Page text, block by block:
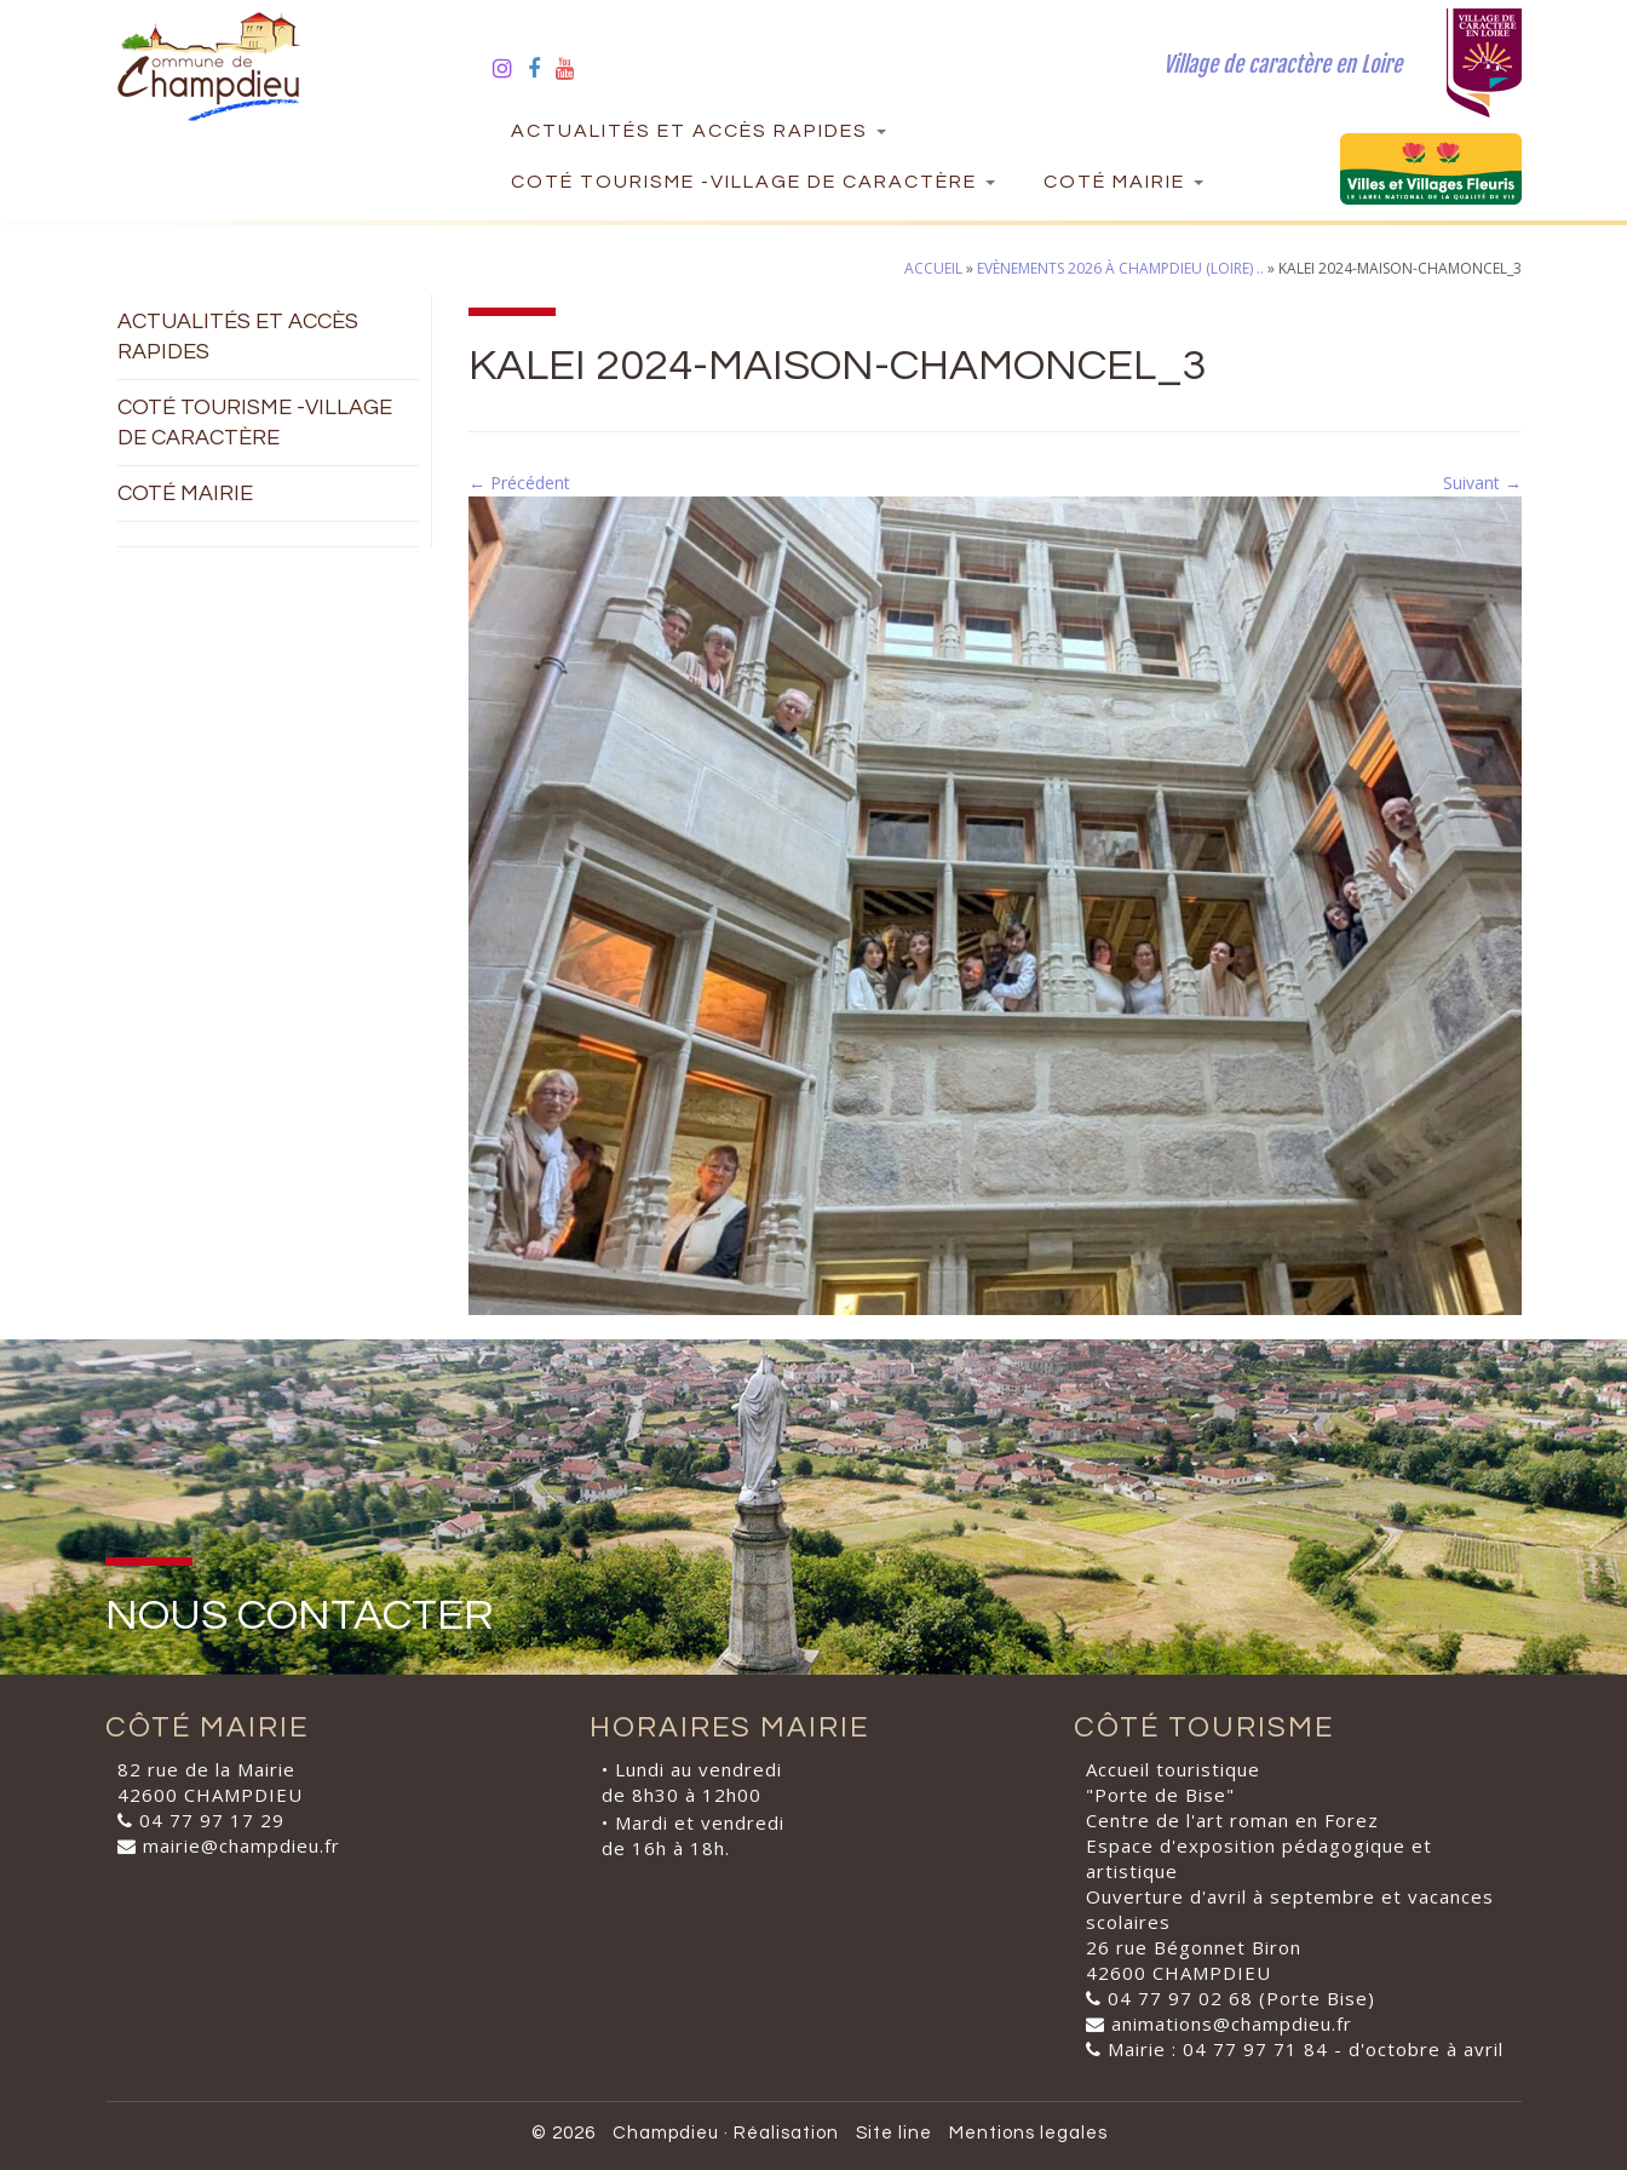
Village de caractère en Loire
ACTUALITÉS ET ACCÈS RAPIDES
COTÉ TOURISME -VILLAGE DE CARACTÈRE COTÉ MAIRIE
ACCUEIL» EVÈNEMENTS 2026 À CHAMPDIEU (LOIRE) .. » KALEI 2024-MAISON-CHAMONCEL_3
ACTUALITÉS ET ACCÈS
RAPIDES
COTÉ TOURISME -VILLAGE
DE CARACTÈRE
COTÉ MAIRIE
KALEI 2024-MAISON-CHAMONCEL_3
← Précédent Suivant →
NOUS CONTACTER
CÔTÉ MAIRIE
82 rue de la Mairie
42600 CHAMPDIEU
04 77 97 17 29
mairie@champdieu.fr
HORAIRES MAIRIE
• Lundi au vendredi
de 8h30 à 12h00
• Mardi et vendredi
de 16h à 18h.
CÔTÉ TOURISME
Accueil touristique
"Porte de Bise"
Centre de l'art roman en Forez
Espace d'exposition pédagogique et
artistique
Ouverture d'avril à septembre et vacances
scolaires
26 rue Bégonnet Biron
42600 CHAMPDIEU
04 77 97 02 68 (Porte Bise)
animations@champdieu.fr
Mairie : 04 77 97 71 84 - d'octobre à avril
© 2026 Champdieu · Réalisation Site line Mentions legales